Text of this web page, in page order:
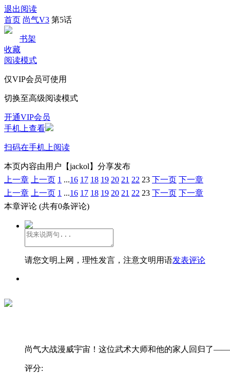
退出阅读
首页 尚气V3 第5话
书架
收藏
阅读模式
仅VIP会员可使用
切换至高级阅读模式
开通VIP会员
手机上查看
扫码在手机上阅读
本页内容由用户【jackol】分享发布
上一章
上一页 1 ...16 17 18 19 20 21 22 23 下一页 下一章
上一章
上一页 1 ...16 17 18 19 20 21 22 23 下一页 下一章
本章评论 (共有0条评论)
请您文明上网，理性发言，注意文明用语发表评论
尚气大战漫威宇宙！这位武术大师和他的家人回归了
评分: